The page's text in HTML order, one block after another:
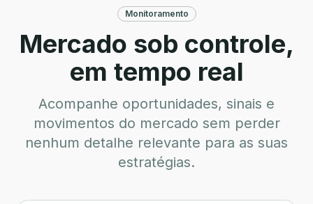
Monitoramento
Mercado sob controle,
em tempo real
Acompanhe oportunidades, sinais e
movimentos do mercado sem perder
nenhum detalhe relevante para as suas
estratégias.